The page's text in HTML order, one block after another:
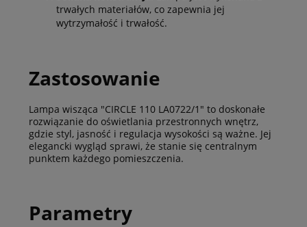
trwałych materiałów, co zapewnia jej
wytrzymałość i trwałość.
Zastosowanie
Lampa wisząca "CIRCLE 110 LA0722/1" to doskonałe
rozwiązanie do oświetlania przestronnych wnętrz,
gdzie styl, jasność i regulacja wysokości są ważne. Jej
elegancki wygląd sprawi, że stanie się centralnym
punktem każdego pomieszczenia.
Parametry